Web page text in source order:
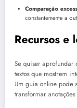
Comparação
constantemente a
Recursos e
Se quiser aprofundar
textos que mostrem
Um guia online pode
transformar